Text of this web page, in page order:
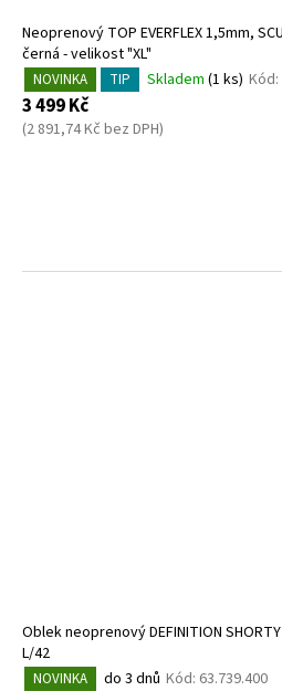
Neoprenový TOP EVERFLEX 1,5mm,
černá - velikost "XL"
NOVINKA TIP Skladem (1 ks) Kód:
3 499 Kč
(2 891,74 Kč bez DPH)
Oblek neoprenový DEFINITION SHORTY
L/42
NOVINKA do 3 dnů Kód: 63.739.400